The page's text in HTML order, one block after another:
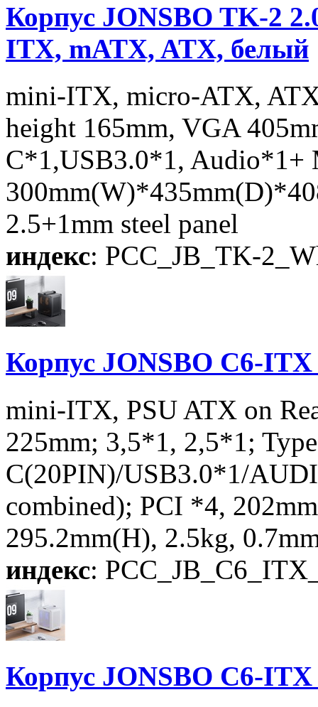
Корпус JONSBO TK-2
ITX, mATX, ATX, белый
mini-ITX, micro-ATX,
height 165mm, VGA
C*1,USB3.0*1,
2.5+1mm steel panel
индекс: PCC_JB_TK-
Корпус JONSBO C6-
mini-ITX, PSU ATX on
225mm; 3,5*1, 2,5*1;
C(20PIN)/USB3.0*1/
combined); PCI *4,
295.2mm(H), 2.5kg,
индекс:
Корпус JONSBO C6-